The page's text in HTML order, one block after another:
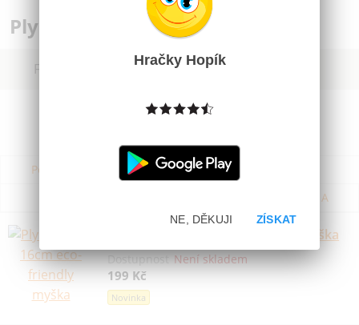
Plyšové hračky pro děti
Filtrovat dle dostupnosti, ceny, výrobce
Podle názvu od A do Z
Od nejdražšího
Podle názvu od Z do A
Plyšová Myš 16cm eco-friendly myška
DostupnostNení skladem
199 Kč
Novinka
Hračky Hopík
ZÍSKAT
NE, DĚKUJI